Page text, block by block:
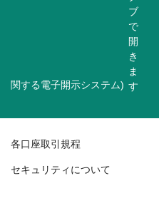
関する電子開示システム)
各口座取引規程
セキュリティについて